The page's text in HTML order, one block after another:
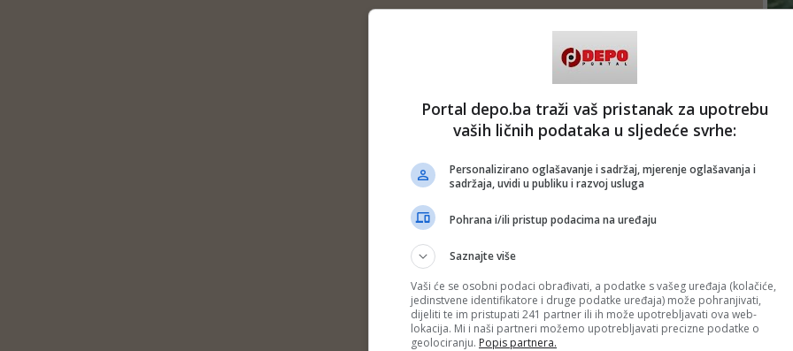
Portal depo.ba traži vaš pristanak za upotrebu
vaših ličnih podataka u sljedeće svrhe:
Personalizirano oglašavanje i sadržaj, mjerenje oglašavanja i
sadržaja, uvidi u publiku i razvoj usluga
Pohrana i/ili pristup podacima na uređaju
Saznajte više
Vaši će se osobni podaci obrađivati, a podatke s vašeg uređaja (kolačiće,
jedinstvene identifikatore i druge podatke uređaja) može pohranjivati,
dijeliti te im pristupati 241 partner ili ih može upotrebljavati ova web-
lokacija. Mi i naši partneri možemo upotrebljavati precizne podatke o
geolociranju. Popis partnera.